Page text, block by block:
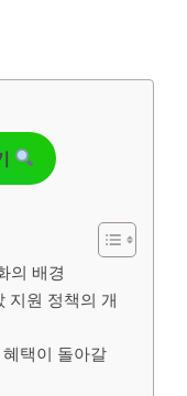
의 배경
지원 정책의 개
택이 돌아갈